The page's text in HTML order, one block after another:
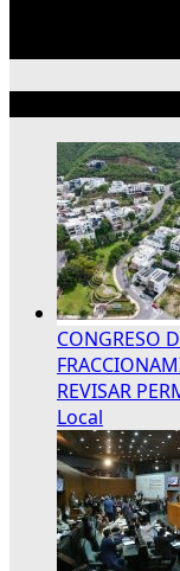
CONGRESO
REVISAR
Local